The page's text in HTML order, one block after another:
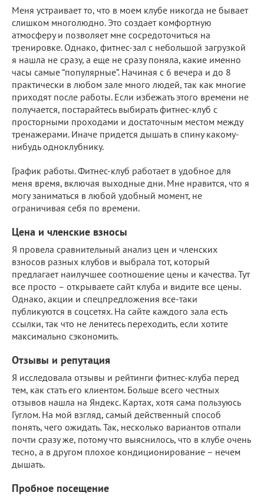
Меня устраивает то, что в моем клубе никогда не бывает
слишком многолюдно. Это создает комфортную
атмосферу и позволяет мне сосредоточиться на
тренировке. Однако, фитнес-зал с небольшой загрузкой
я нашла не сразу, а еще не сразу поняла, какие именно
часы самые “популярные”. Начиная с 6 вечера и до 8
практически в любом зале много людей, так как многие
приходят после работы. Если избежать этого времени не
получается, постарайтесь выбирать фитнес-клуб с
просторными проходами и достаточным местом между
тренажерами. Иначе придется дышать в спину какому-
нибудь одноклубнику.
График работы. Фитнес-клуб работает в удобное для
меня время, включая выходные дни. Мне нравится, что я
могу заниматься в любой удобный момент, не
ограничивая себя по времени.
Цена и членские взносы
Я провела сравнительный анализ цен и членских
взносов разных клубов и выбрала тот, который
предлагает наилучшее соотношение цены и качества. Тут
все просто – открываете сайт клуба и видите все цены.
Однако, акции и спецпредложения все-таки
публикуются в соцсетях. На сайте каждого зала есть
ссылки, так что не ленитесь переходить, если хотите
максимально сэкономить.
Отзывы и репутация
Я исследовала отзывы и рейтинги фитнес-клуба перед
тем, как стать его клиентом. Больше всего честных
отзывов нашла на Яндекс. Картах, хотя сама пользуюсь
Гуглом. На мой взгляд, самый действенный способ
понять, чего ожидать. Так, несколько вариантов отпали
почти сразу же, потому что выяснилось, что в клубе очень
тесно, а в другом плохое кондиционирование – нечем
дышать.
Пробное посещение